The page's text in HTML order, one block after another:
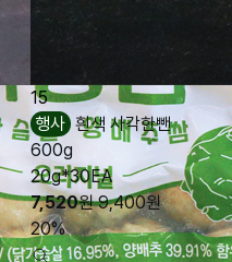
15
행사 흰색 사각한뺀
600g
20g*30EA
7,520원 9,400원
20%